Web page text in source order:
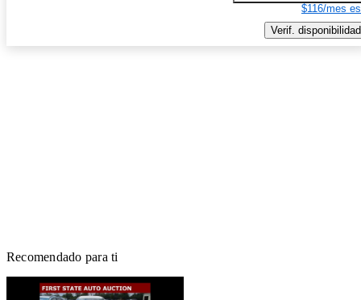
$116/mes
Verif. disponibilidad
Recomendado para ti